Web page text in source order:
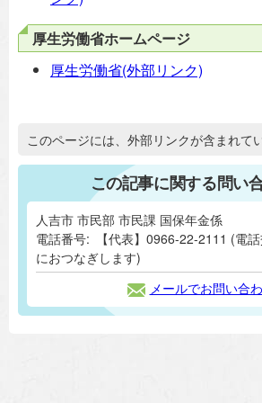
厚生労働省ホームページ
厚生労働省(外部リンク)
追加情報：外部リンク
このページには、外部リンクが含まれて
この記事に関する問い
人吉市 市民部 市民課 国保年金係
電話番号:
【代表】0966-22-2111 (電
におつなぎします)
メールでお問い合